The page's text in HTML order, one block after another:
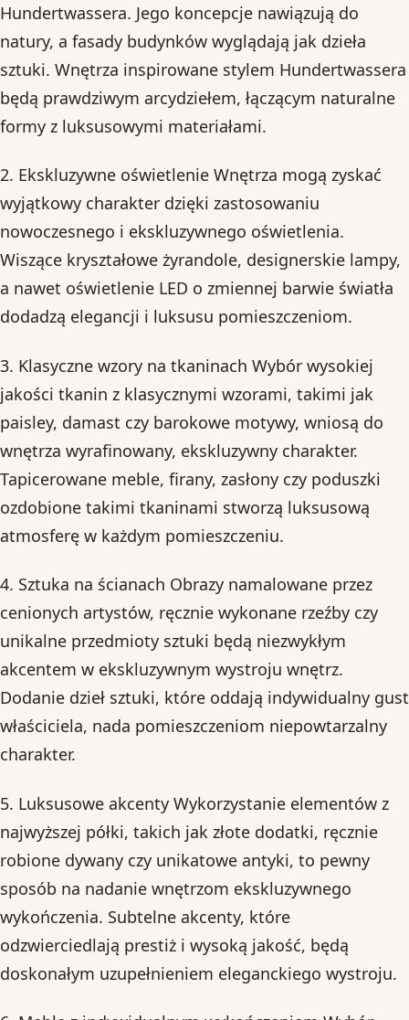
Hundertwassera. Jego koncepcje nawiązują do
natury, a fasady budynków wyglądają jak dzieła
sztuki. Wnętrza inspirowane stylem Hundertwassera
będą prawdziwym arcydziełem, łączącym naturalne
formy z luksusowymi materiałami.
2. Ekskluzywne oświetlenie Wnętrza mogą zyskać
wyjątkowy charakter dzięki zastosowaniu
nowoczesnego i ekskluzywnego oświetlenia.
Wiszące kryształowe żyrandole, designerskie lampy,
a nawet oświetlenie LED o zmiennej barwie światła
dodadzą elegancji i luksusu pomieszczeniom.
3. Klasyczne wzory na tkaninach Wybór wysokiej
jakości tkanin z klasycznymi wzorami, takimi jak
paisley, damast czy barokowe motywy, wniosą do
wnętrza wyrafinowany, ekskluzywny charakter.
Tapicerowane meble, firany, zasłony czy poduszki
ozdobione takimi tkaninami stworzą luksusową
atmosferę w każdym pomieszczeniu.
4. Sztuka na ścianach Obrazy namalowane przez
cenionych artystów, ręcznie wykonane rzeźby czy
unikalne przedmioty sztuki będą niezwykłym
akcentem w ekskluzywnym wystroju wnętrz.
Dodanie dzieł sztuki, które oddają indywidualny gust
właściciela, nada pomieszczeniom niepowtarzalny
charakter.
5. Luksusowe akcenty Wykorzystanie elementów z
najwyższej półki, takich jak złote dodatki, ręcznie
robione dywany czy unikatowe antyki, to pewny
sposób na nadanie wnętrzom ekskluzywnego
wykończenia. Subtelne akcenty, które
odzwierciedlają prestiż i wysoką jakość, będą
doskonałym uzupełnieniem eleganckiego wystroju.